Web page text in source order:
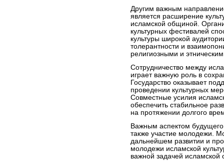
Другим важным
является расширение
исламской общиной.
культурных фестивалей
культуры широкой
толерантности и
религиозными и
Сотрудничество между
играет важную роль в
Государство оказывает
проведении культурных
Совместные усилия
обеспечить стабильное
на протяжении долгого
Важным аспектом будущего
также участие молодежи.
дальнейшем развитии и
молодежи исламской
важной задачей исламской